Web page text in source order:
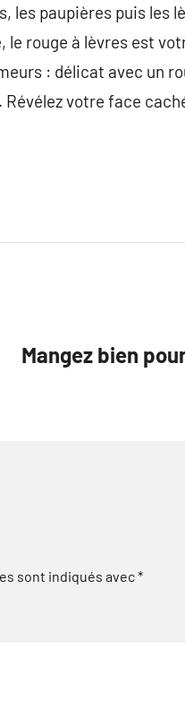
les paupières puis les
rouge à lèvres est
: délicat avec un
votre face
Mangez bien
sont indiqués avec*